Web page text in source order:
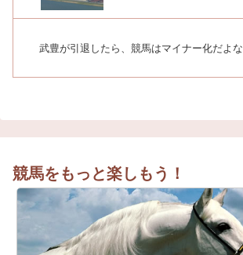
武豊が引退したら、競馬はマイナー化だよな
競馬をもっと楽しもう！